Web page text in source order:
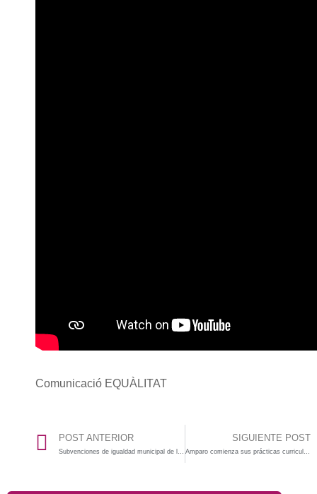
Comunicació EQUÀLITAT
POST ANTERIOR
Subvenciones de igualdad municipal de la GVA 2022-Ayuntamientos
SIGUIENTE POST
Amparo comienza sus prácticas curriculares en nuestra firma